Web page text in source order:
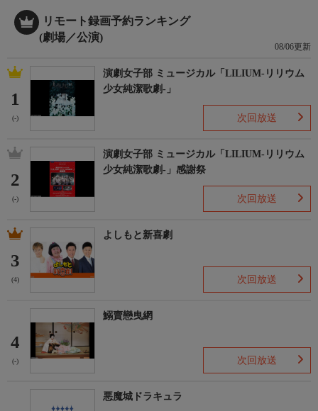
リモート録画予約ランキング
(劇場／公演)
08/06更新
1
(-)
演劇女子部 ミュージカル「LILIUM-リリウム
少女純潔歌劇-」
次回放送
2
(-)
演劇女子部 ミュージカル「LILIUM-リリウム
少女純潔歌劇-」感謝祭
次回放送
3
(4)
よしもと新喜劇
次回放送
4
(-)
鰯賣戀曳網
次回放送
悪魔城ドラキュラ